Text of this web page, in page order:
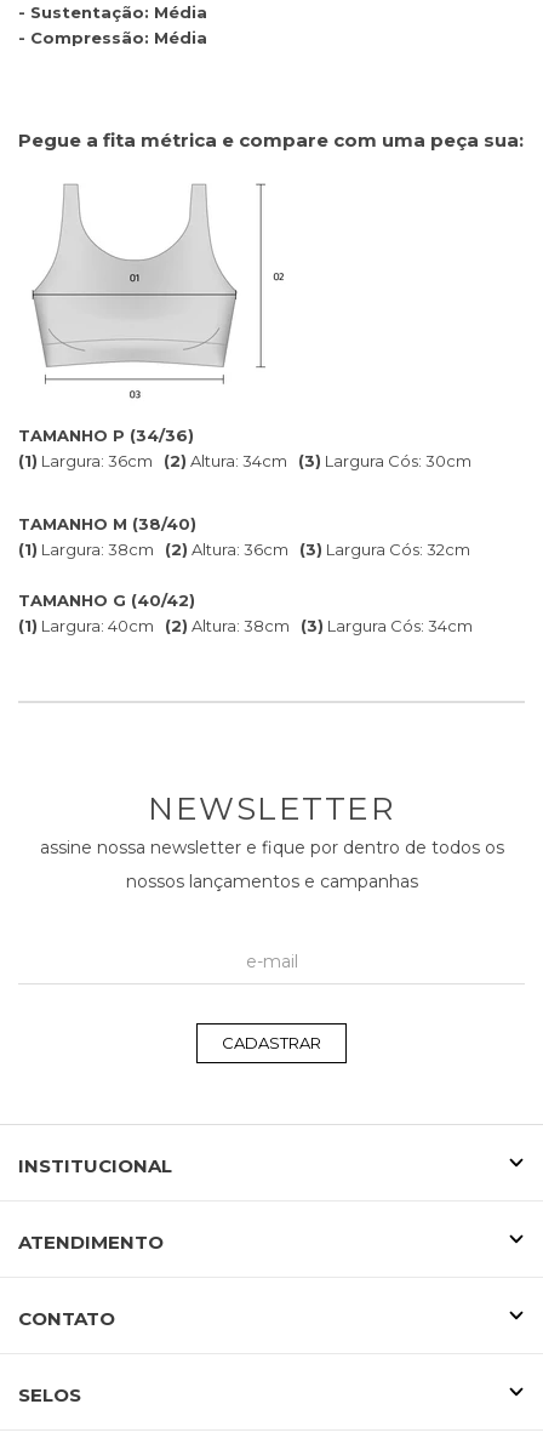
- Sustentação: Média
- Compressão: Média
Pegue a fita métrica e compare com uma peça sua:
TAMANHO P (34/36)
(1) Largura: 36cm (2) Altura: 34cm (3) Largura Cós: 30cm
TAMANHO M (38/40)
(1) Largura: 38cm (2) Altura: 36cm (3) Largura Cós: 32cm
TAMANHO G (40/42)
(1) Largura: 40cm (2) Altura: 38cm (3) Largura Cós: 34cm
NEWSLETTER
assine nossa newsletter e fique por dentro de todos os
nossos lançamentos e campanhas
CADASTRAR
INSTITUCIONAL
ATENDIMENTO
CONTATO
SELOS